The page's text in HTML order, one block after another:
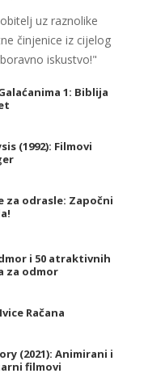
uz raznolike
činjenice iz cijelog
iskustvo!"
1: Biblija
(1992): Filmovi
za odrasle: Započni
i 50 atraktivnih
za odmor
Račana
(2021): Animirani i
filmovi